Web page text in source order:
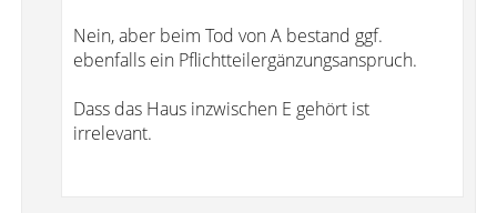
Nein, aber beim Tod von A bestand ggf.
ebenfalls ein Pflichtteilergänzungsanspruch.
Dass das Haus inzwischen E gehört ist
irrelevant.